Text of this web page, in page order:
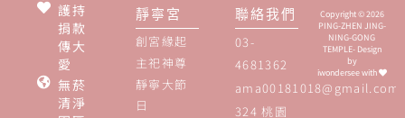
護持
捐款
傳大
愛
無菸
清淨
靜寧宮
創宮緣起
主祀神尊
靜寧大節
日
聯絡我們
03-
4681362
ama00181018@gmail.com
324 桃園
Copyright © 2026
PING-ZHEN JING-
NING-GONG
TEMPLE- Design
by
iwonderseewith